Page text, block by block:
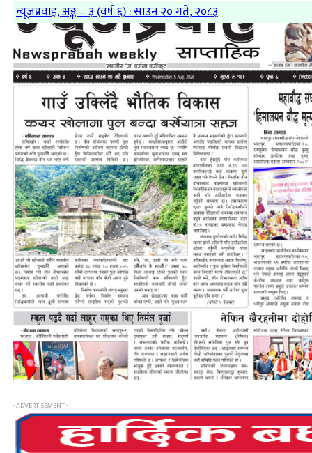
न्यूजप्रवाह, अङ्क – ३ (वर्ष ६) : साउन २० गते, २०८३
- ADVERTISEMENT -